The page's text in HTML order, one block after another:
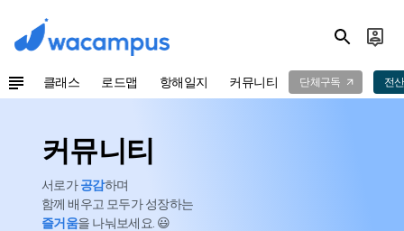
클래스 로드맵 항해일지 커뮤니티 단체구독 전
커뮤니티
서로가공감하며
함께 배우고 모두가 성장하는
즐거움을 나눠보세요. 😃